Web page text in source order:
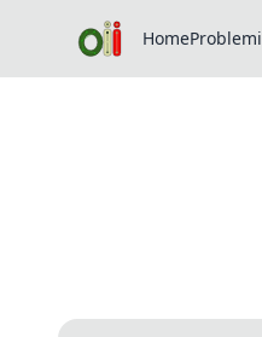
HomeProblemi